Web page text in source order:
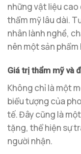
những vật liệu cao
thẩm mỹ lâu dài.
nhân lành nghề,
nên một sản phẩm
Giá trị thẩm mỹ và
Không chỉ là một
biểu tượng của
tế. Đây cũng là
tặng, thể hiện sự
người nhận.